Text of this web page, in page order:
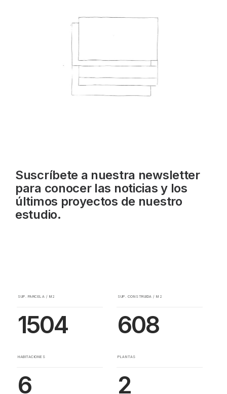
Suscríbete a nuestra newsletter
para conocer las noticias y los
últimos proyectos de nuestro
estudio.
SUP. PARCELA / M2
1504
SUP. CONSTRUIDA / M2
608
HABITACIONES
6
PLANTAS
2